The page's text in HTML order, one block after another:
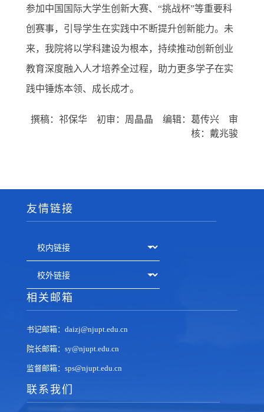
参加中国国际大学生创新大赛、 “挑战杯”等重要科
创赛事，引导学生在实践中不断提升创新能力。未
来，我院将以学科建设为根本，持续推动创新创业
教育深度融入人才培养全过程，助力更多学子在实
践中锤炼本领、成长成才。
撰稿：祁保华 初审：周晶晶 编辑：葛传兴
审
核：戴兆骏
友情链接
相关邮箱
书记邮箱：daizj@njupt.edu.cn
院长邮箱：sy@njupt.edu.cn
监督邮箱：sps@njupt.edu.cn
联系我们